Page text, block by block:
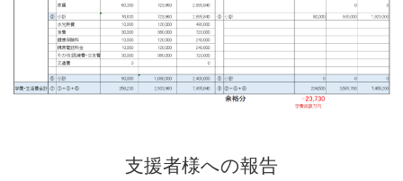
支援者様への報告